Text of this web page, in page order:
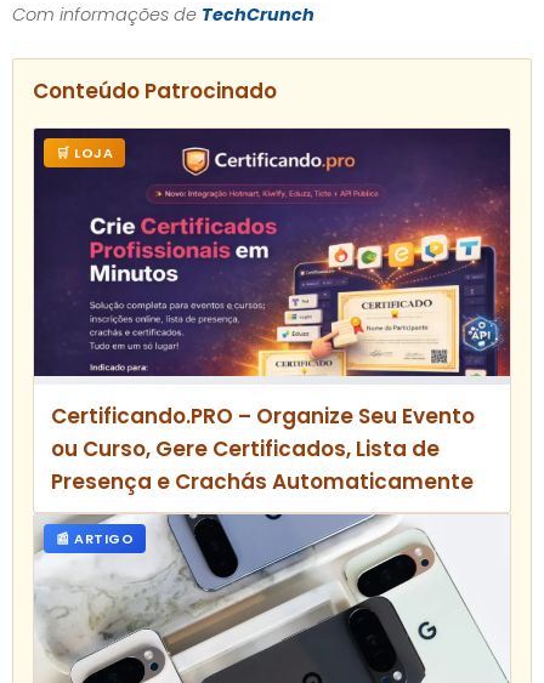
Com informações de TechCrunch
Conteúdo Patrocinado
🛒 LOJA
Certificando.PRO – Organize Seu Evento
ou Curso, Gere Certificados, Lista de
Presença e Crachás Automaticamente
📰 ARTIGO